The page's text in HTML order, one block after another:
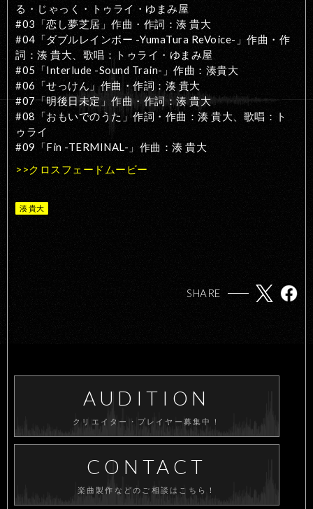
る・じゃっく・トゥライ・ゆまみ屋
#03「恋し夢芝居」作曲・作詞：湊 貴大
#04「ダブルレインボー -YumaTura ReVoice-」作曲・作
詞：湊 貴大、歌唱：トゥライ・ゆまみ屋
#05「Interlude -Sound Train-」作曲：湊貴大
#06「せっけん」作曲・作詞：湊 貴大
#07「明後日未定」作曲・作詞：湊 貴大
#08「おもいでのうた」作詞・作曲：湊 貴大、歌唱：ト
ゥライ
#09「Fin -TERMINAL-」作曲：湊 貴大
>>クロスフェードムービー
湊 貴大
SHARE
AUDITION
クリエイター・プレイヤー募集中！
CONTACT
楽曲製作などのご相談はこちら！